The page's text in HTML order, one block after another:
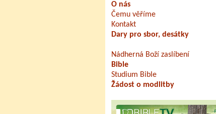
O nás
Čemu věříme
Kontakt
Dary pro sbor, desátky
Nádherná Boží zaslíbení
Bible
Studium Bible
Žádost o modlitby